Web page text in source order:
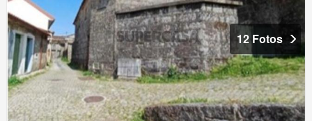
12 Fotos